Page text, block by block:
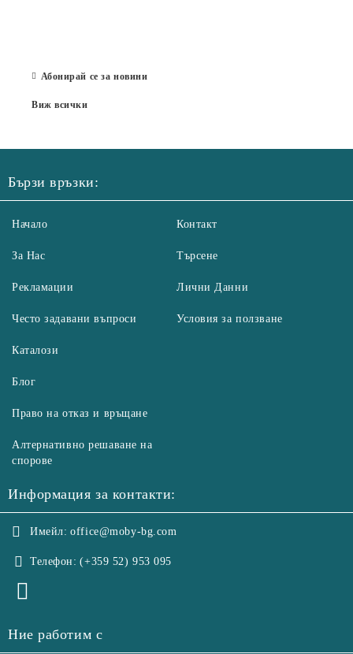
Абонирай се за новини
Виж всички
Бързи връзки:
Начало
За Нас
Рекламации
Често задавани въпроси
Контакт
Търсене
Лични Данни
Условия за ползване
Каталози
Блог
Право на отказ и връщане
Алтернативно решаване на
спорове
Информация за контакти:
Имейл: office@moby-bg.com
Телефон: (+359 52) 953 095
Ние работим с